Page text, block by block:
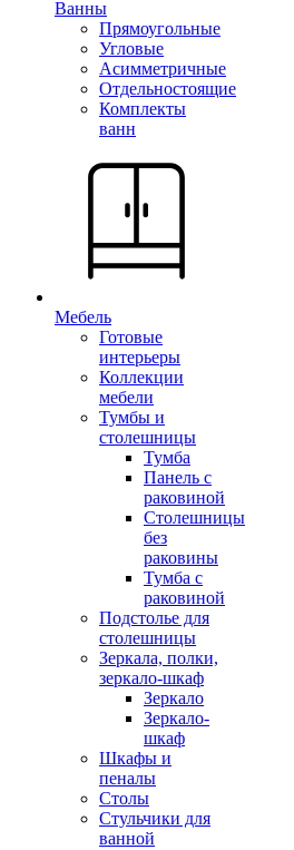
Ванны
Прямоугольные
Угловые
Асимметричные
Отдельностоящие
Комплекты
ванн
Мебель
Готовые
интерьеры
Коллекции
мебели
Тумбы и
столешницы
Тумба
Панель с
раковиной
Столешницы
без
раковины
Тумба с
раковиной
Подстолье для
столешницы
Зеркала, полки,
зеркало-шкаф
Зеркало
Зеркало-
шкаф
Шкафы и
пеналы
Столы
Стульчики для
ванной